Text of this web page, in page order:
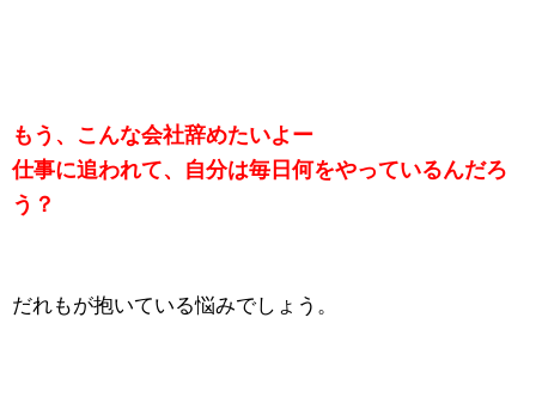
もう、こんな会社辞めたいよー
仕事に追われて、自分は毎日何をやっているんだろ
う？
だれもが抱いている悩みでしょう。